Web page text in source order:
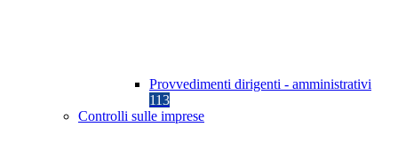
Provvedimenti dirigenti - amministrativi
113
Controlli sulle imprese